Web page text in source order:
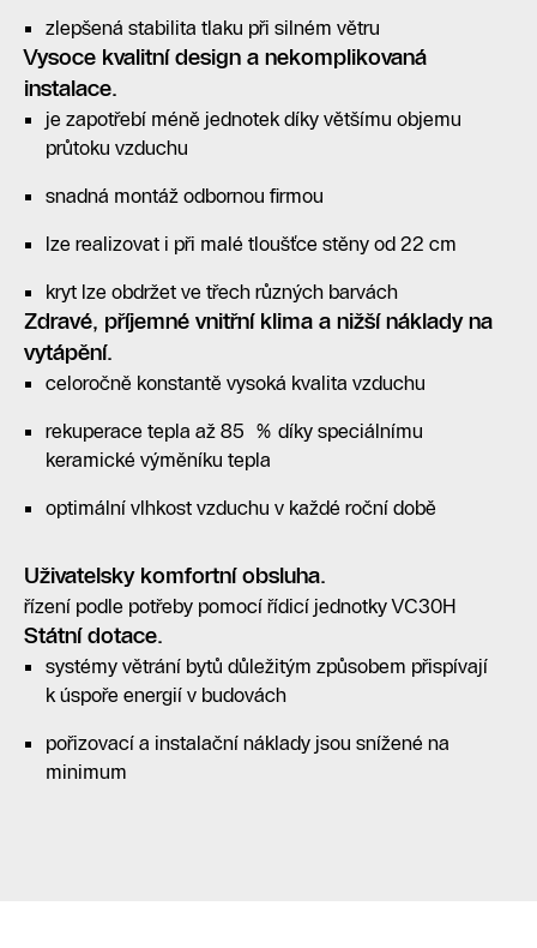
zlepšená stabilita tlaku při silném větru
Vysoce kvalitní design a nekomplikovaná
instalace.
je zapotřebí méně jednotek díky většímu objemu
průtoku vzduchu
snadná montáž odbornou firmou
lze realizovat i při malé tloušťce stěny od 22 cm
kryt lze obdržet ve třech různých barvách
Zdravé, příjemné vnitřní klima a nižší náklady na
vytápění.
celoročně konstantě vysoká kvalita vzduchu
rekuperace tepla až 85 % díky speciálnímu
keramické výměníku tepla
optimální vlhkost vzduchu v každé roční době
Uživatelsky komfortní obsluha.
řízení podle potřeby pomocí řídicí jednotky VC30H
Státní dotace.
systémy větrání bytů důležitým způsobem přispívají
k úspoře energií v budovách
pořizovací a instalační náklady jsou snížené na
minimum